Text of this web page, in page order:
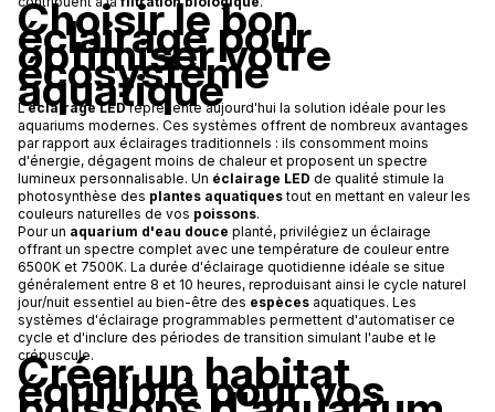
Choisir le bon
éclairage pour
optimiser votre
écosystème
aquatique
L'éclairage LEDreprésente aujourd'hui la solution idéale pour les
aquariums modernes. Ces systèmes offrent de nombreux avantages
par rapport aux éclairages traditionnels : ils consomment moins
d'énergie, dégagent moins de chaleur et proposent un spectre
lumineux personnalisable. Un éclairage LED de qualité stimule la
photosynthèse des plantes aquatiquestout en mettant en valeur les
couleurs naturelles de vos poissons.
Pour un aquarium d'eau douce planté, privilégiez un éclairage
offrant un spectre complet avec une température de couleur entre
6500K et 7500K. La durée d'éclairage quotidienne idéale se situe
généralement entre 8 et 10 heures, reproduisant ainsi le cycle naturel
jour/nuit essentiel au bien-être des espèces aquatiques. Les
systèmes d'éclairage programmables permettent d'automatiser ce
cycle et d'inclure des périodes de transition simulant l'aube et le
crépuscule.
Créer un habitat
équilibré pour vos